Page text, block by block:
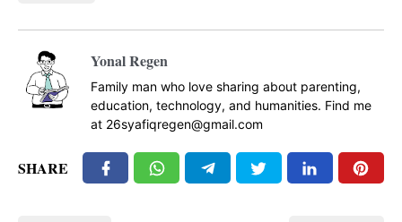
Yonal Regen
Family man who love sharing about parenting,
education, technology, and humanities. Find me
at 26syafiqregen@gmail.com
SHARE